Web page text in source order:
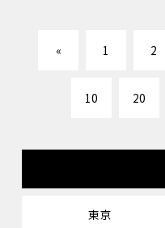
« 1 2
10 20
東京